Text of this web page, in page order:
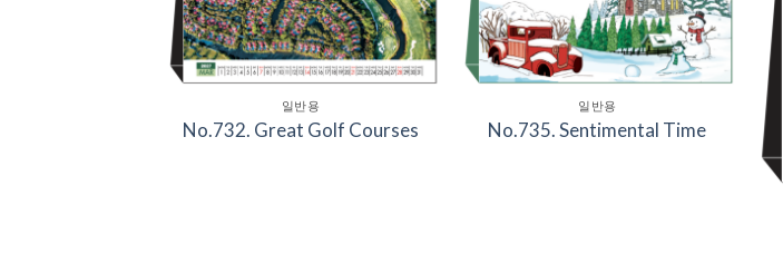
일반용
No.732. Great Golf Courses
일반용
No.735. Sentimental Time